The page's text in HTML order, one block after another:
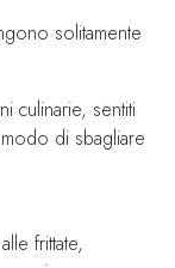
solitamente
culinarie, sentiti
di sbagliare
frittate,